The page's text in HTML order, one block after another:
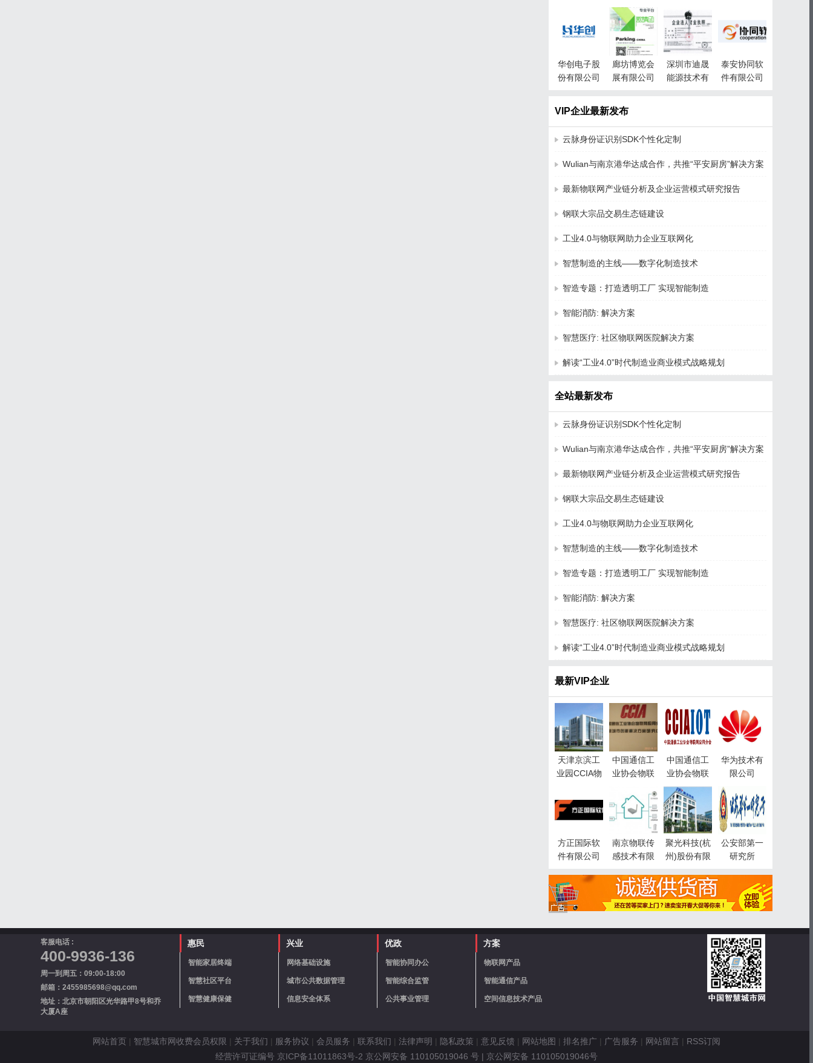
公司
任公司
华创电子股
份有限公司
廊坊博览会
展有限公司
深圳市迪晟
能源技术有
泰安协同软
件有限公司
VIP企业最新发布
云脉身份证识别SDK个性化定制
Wulian与南京港华达成合作，共推“平安厨房”解决方案
最新物联网产业链分析及企业运营模式研究报告
钢联大宗品交易生态链建设
工业4.0与物联网助力企业互联网化
智慧制造的主线——数字化制造技术
智造专题：打造透明工厂 实现智能制造
智能消防: 解决方案
智慧医疗: 社区物联网医院解决方案
解读“工业4.0”时代制造业商业模式战略规划
全站最新发布
云脉身份证识别SDK个性化定制
Wulian与南京港华达成合作，共推“平安厨房”解决方案
最新物联网产业链分析及企业运营模式研究报告
钢联大宗品交易生态链建设
工业4.0与物联网助力企业互联网化
智慧制造的主线——数字化制造技术
智造专题：打造透明工厂 实现智能制造
智能消防: 解决方案
智慧医疗: 社区物联网医院解决方案
解读“工业4.0”时代制造业商业模式战略规划
最新VIP企业
天津京滨工
业园CCIA物
中国通信工
业协会物联
智慧城市事
业部
中国通信工
业协会物联
网应用分会
华为技术有
限公司
方正国际软
件有限公司
南京物联传
感技术有限
聚光科技(杭
州)股份有限
公安部第一
研究所
客服电话 :
400-9936-136
周一到周五：09:00-18:00
邮箱：2455985698@qq.com
地址：北京市朝阳区光华路甲8号和乔
大厦A座
惠民
智能家居终端
智慧社区平台
智慧健康保健
兴业
网络基础设施
城市公共数据管理
信息安全体系
优政
智能协同办公
智能综合监管
公共事业管理
方案
物联网产品
智能通信产品
空间信息技术产品
网站首页 | 智慧城市网收费会员权限 | 关于我们 | 服务协议 | 会员服务 | 联系我们 | 法律声明 | 隐私政策 | 意见反馈 | 网站地图 | 排名推广 | 广告服务 | 网站留言 | RSS订阅
经营许可证编号 京ICP备11011863号-2 京公网安备 110105019046 号 | 京公网安备 110105019046号